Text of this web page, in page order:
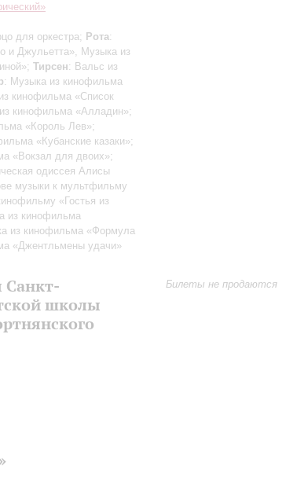
для оркестра; Рота:
и Джульетта», Музыка из
Тирсен: Вальс из
: Музыка из кинофильма
кинофильма «Список
кинофильма «Алладин»;
«Король Лев»;
«Кубанские казаки»;
«Вокзал для двоих»;
одиссея Алисы
музыки к мультфильму
«Гостья из
из кинофильма
из кинофильма «Формула
«Джентльмены удачи»
Санкт-
школы
Билеты не продаются